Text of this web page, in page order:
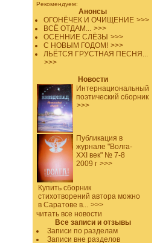
Рекомендуем:
Анонсы
ОГОНЁЧЕК И ОЧИЩЕНИЕ >>>
ВСЁ ОТДАМ... >>>
ОСЕННИЕ СЛЁЗЫ >>>
С НОВЫМ ГОДОМ! >>>
ЛЬЁТСЯ ГРУСТНАЯ ПЕСНЯ...
>>>
Новости
Интернациональный
поэтический сборник
>>>
Публикация в
журнале "Волга-
XXI век" № 7-8
2009 г >>>
Купить сборник
стихотворений автора можно
в Саратове в... >>>
читать все новости
Все записи и отзывы
Записи по разделам
Записи вне разделов